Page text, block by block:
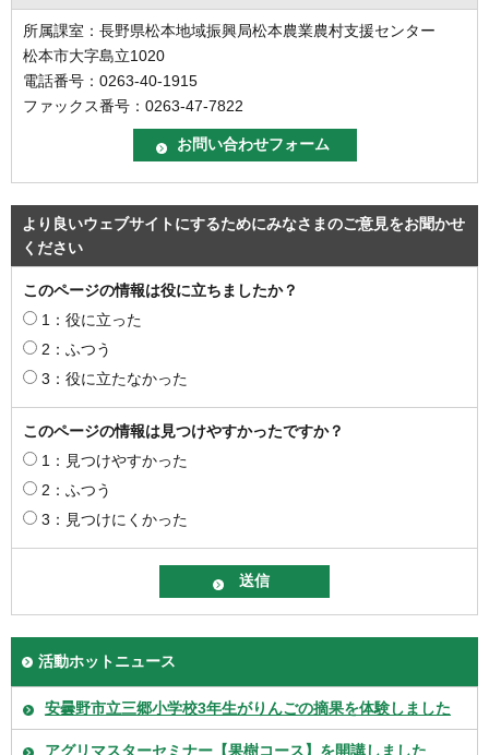
所属課室：長野県松本地域振興局松本農業農村支援センター
松本市大字島立1020
電話番号：0263-40-1915
ファックス番号：0263-47-7822
より良いウェブサイトにするためにみなさまのご意見をお聞かせ
ください
このページの情報は役に立ちましたか？
1：役に立った
2：ふつう
3：役に立たなかった
このページの情報は見つけやすかったですか？
1：見つけやすかった
2：ふつう
3：見つけにくかった
活動ホットニュース
安曇野市立三郷小学校3年生がりんごの摘果を体験しました
アグリマスターセミナー【果樹コース】を開講しました